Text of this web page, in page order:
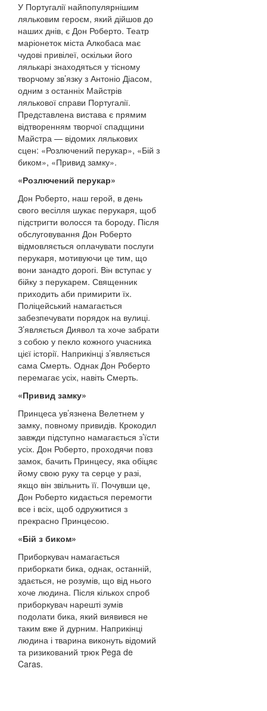
У Португалії найпопулярнішим
ляльковим героєм, який дійшов до
наших днів, є Дон Роберто. Театр
маріонеток міста Алкобаса має
чудові привілеї, оскільки його
лялькарі знаходяться у тісному
творчому зв’язку з Антоніо Діасом,
одним з останніх Майстрів
лялькової справи Португалії.
Представлена вистава є прямим
відтворенням творчої спадщини
Майстра — відомих лялькових
сцен: «Розлючений перукар», «Бій з
биком», «Привид замку».
«Розлючений перукар»
Дон Роберто, наш герой, в день
свого весілля шукає перукаря, щоб
підстригти волосся та бороду. Після
обслуговування Дон Роберто
відмовляється оплачувати послуги
перукаря, мотивуючи це тим, що
вони занадто дорогі. Він вступає у
бійку з перукарем. Священник
приходить аби примирити їх.
Поліцейський намагається
забезпечувати порядок на вулиці.
З’являється Диявол та хоче забрати
з собою у пекло кожного учасника
цієї історії. Наприкінці з’являється
сама Cмерть. Однак Дон Роберто
перемагає усіх, навіть Смерть.
«Привид замку»
Принцеса ув’язнена Велетнем у
замку, повному привидів. Крокодил
завжди підступно намагається з’їсти
усіх. Дон Роберто, проходячи повз
замок, бачить Принцесу, яка обіцяє
йому свою руку та серце у разі,
якщо він звільнить її. Почувши це,
Дон Роберто кидається перемогти
все і всіх, щоб одружитися з
прекрасно Принцесою.
«Бій з биком»
Приборкувач намагається
приборкати бика, однак, останній,
здається, не розумів, що від нього
хоче людина. Після кількох спроб
приборкувач нарешті зумів
подолати бика, який виявився не
таким вже й дурним. Наприкінці
людина і тварина виконуть відомий
та ризикований трюк Pega de
Caras.